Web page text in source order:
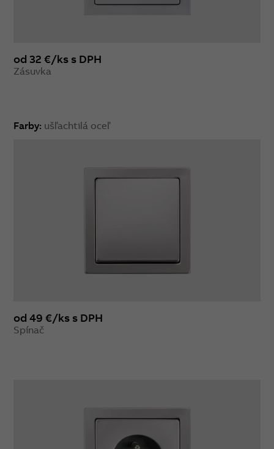
od 32 €/ks s DPH
Zásuvka
Farby: ušľachtilá oceľ
od 49 €/ks s DPH
Spínač